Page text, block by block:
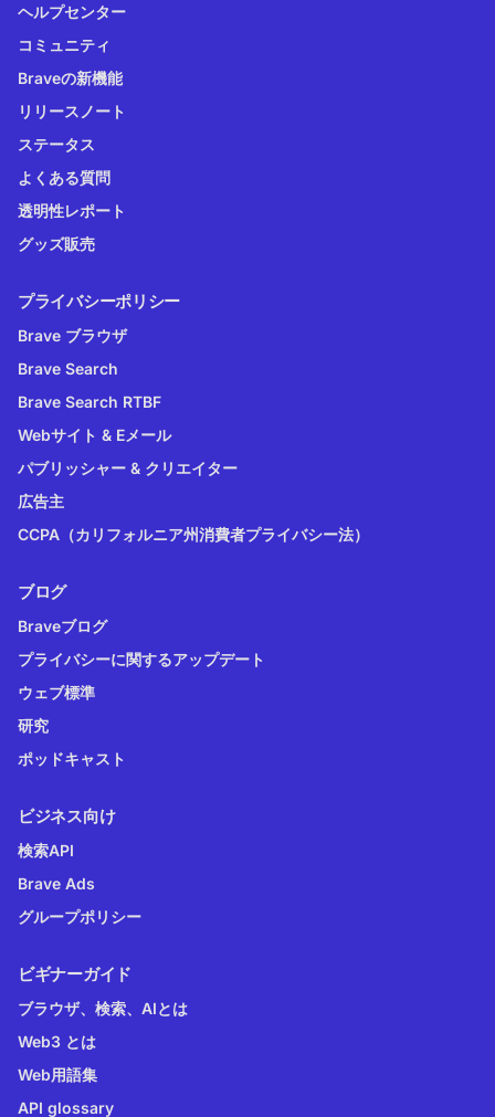
ヘルプセンター
コミュニティ
Braveの新機能
リリースノート
ステータス
よくある質問
透明性レポート
グッズ販売
プライバシーポリシー
Brave ブラウザ
Brave Search
Brave Search RTBF
Webサイト & Eメール
パブリッシャー & クリエイター
広告主
CCPA（カリフォルニア州消費者プライバシー法）
ブログ
Braveブログ
プライバシーに関するアップデート
ウェブ標準
研究
ポッドキャスト
ビジネス向け
検索API
Brave Ads
グループポリシー
ビギナーガイド
ブラウザ、検索、AIとは
Web3 とは
Web用語集
API glossary